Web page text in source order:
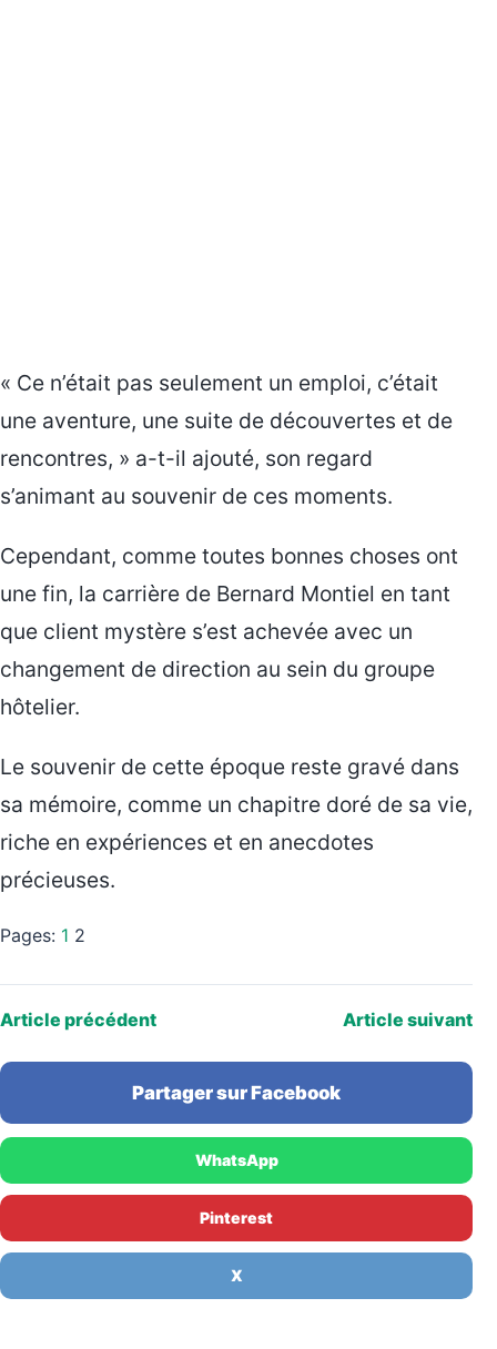
« Ce n’était pas seulement un emploi, c’était
une aventure, une suite de découvertes et de
rencontres, » a-t-il ajouté, son regard
s’animant au souvenir de ces moments.
Cependant, comme toutes bonnes choses ont
une fin, la carrière de Bernard Montiel en tant
que client mystère s’est achevée avec un
changement de direction au sein du groupe
hôtelier.
Le souvenir de cette époque reste gravé dans
sa mémoire, comme un chapitre doré de sa vie,
riche en expériences et en anecdotes
précieuses.
Pages: 1 2
Article précédent Article suivant
Partager sur Facebook
WhatsApp
Pinterest
X